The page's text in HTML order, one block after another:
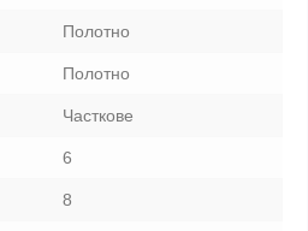
Полотно
Полотно
Часткове
6
8